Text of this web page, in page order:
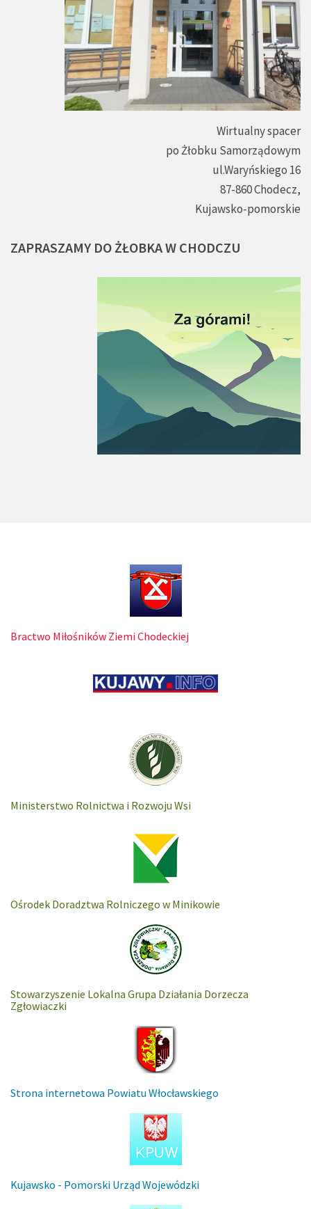
Wirtualny spacer
po Żłobku Samorządowym
ul.Waryńskiego 16
87-860 Chodecz,
Kujawsko-pomorskie
ZAPRASZAMY DOŻŁOBKAW CHODCZU
Bractwo Miłośników Ziemi Chodeckiej
Ministerstwo Rolnictwa i Rozwoju Wsi
Ośrodek Doradztwa Rolniczego w Minikowie
Stowarzyszenie Lokalna Grupa Działania Dorzecza
Zgłowiaczki
Strona internetowa Powiatu Włocławskiego
Kujawsko - Pomorski Urząd Wojewódzki